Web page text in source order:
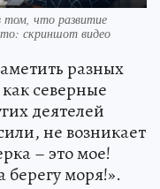
том, что развитие
скриншот видео
разных
северные
деятелей
не возникает
– это мое!
берегу моря!».